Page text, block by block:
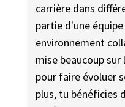
carrière dans
partie d'une
environnement
mise beaucoup
pour faire évoluer
plus, tu bénéficies